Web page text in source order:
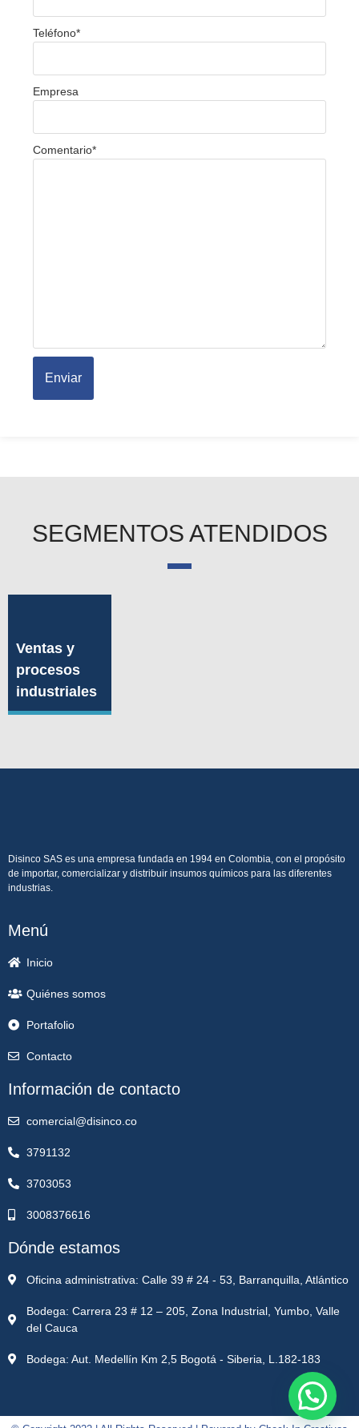
Teléfono*
Empresa
Comentario*
Enviar
SEGMENTOS ATENDIDOS
Ventas y
procesos
industriales
Disinco SAS es una empresa fundada en 1994 en Colombia, con el propósito
de importar, comercializar y distribuir insumos químicos para las diferentes
industrias.
Menú
Inicio
Quiénes somos
Portafolio
Contacto
Información de contacto
comercial@disinco.co
3791132
3703053
3008376616
Dónde estamos
Oficina administrativa: Calle 39 # 24 - 53, Barranquilla, Atlántico
Bodega: Carrera 23 # 12 – 205, Zona Industrial, Yumbo, Valle
del Cauca
Bodega: Aut. Medellín Km 2,5 Bogotá - Siberia, L.182-183